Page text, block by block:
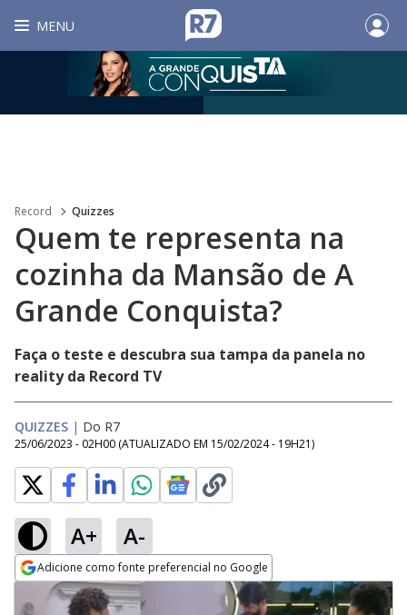
MENU
Record Quizzes
Quem te representa na
cozinha da Mansão de A
Grande Conquista?
Faça o teste e descubra sua tampa da panela no
reality da Record TV
QUIZZES | Do R7
25/06/2023 - 02H00 (ATUALIZADO EM 15/02/2024 - 19H21)
A+ A-
Adicione como fonte preferencial no Google
Opens in new window